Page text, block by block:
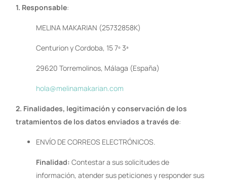
1. Responsable:
MELINA MAKARIAN (25732858K)
Centurion y Cordoba, 15 7º 3ª
29620 Torremolinos, Málaga (España)
hola@melinamakarian.com
2. Finalidades, legitimación y conservación de los
tratamientos de los datos enviados a través de:
ENVÍO DE CORREOS ELECTRÓNICOS.
Finalidad: Contestar a sus solicitudes de
información, atender sus peticiones y responder sus